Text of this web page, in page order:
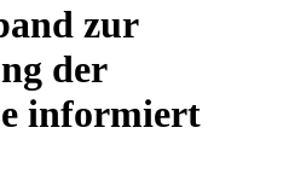
zur
der
informiert